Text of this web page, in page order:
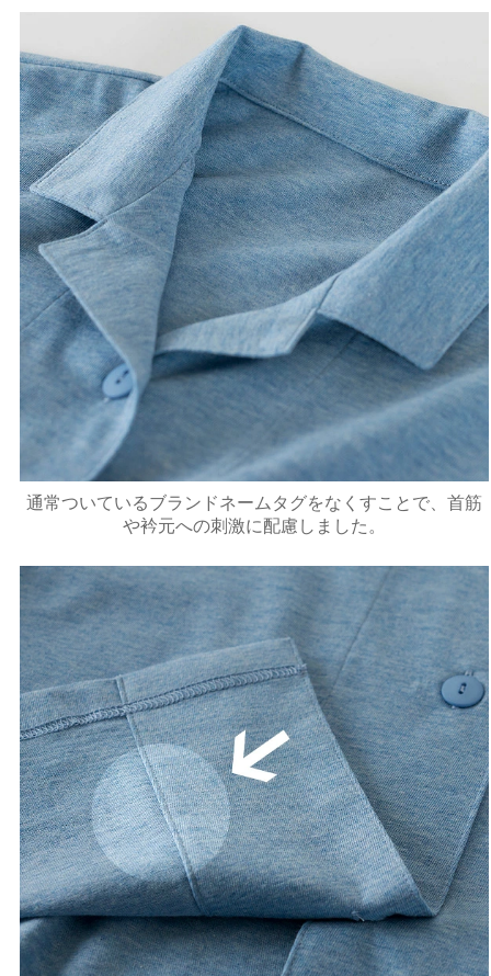
通常ついているブランドネームタグをなくすことで、首筋
や衿元への刺激に配慮しました。